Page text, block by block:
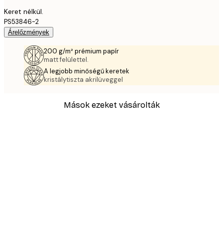
Keret nélkül.
PS53846-2
Árelőzmények
200 g/m² prémium papír
matt felülettel.
A legjobb minőségű keretek
kristálytiszta akrilüveggel
Mások ezeket vásárolták